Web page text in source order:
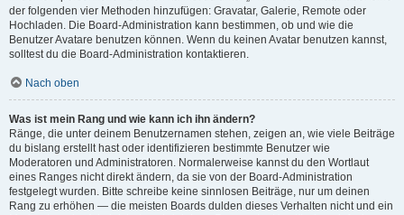
der folgenden vier Methoden hinzufügen: Gravatar, Galerie, Remote oder
Hochladen. Die Board-Administration kann bestimmen, ob und wie die
Benutzer Avatare benutzen können. Wenn du keinen Avatar benutzen kannst,
solltest du die Board-Administration kontaktieren.
Nach oben
Was ist mein Rang und wie kann ich ihn ändern?
Ränge, die unter deinem Benutzernamen stehen, zeigen an, wie viele Beiträge
du bislang erstellt hast oder identifizieren bestimmte Benutzer wie
Moderatoren und Administratoren. Normalerweise kannst du den Wortlaut
eines Ranges nicht direkt ändern, da sie von der Board-Administration
festgelegt wurden. Bitte schreibe keine sinnlosen Beiträge, nur um deinen
Rang zu erhöhen — die meisten Boards dulden dieses Verhalten nicht und ein